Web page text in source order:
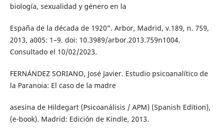
biología, sexualidad y género en la
España de la década de 1920”. Arbor, Madrid, v.189, n. 759,
2013, a005: 1–9. doi: 10.3989/arbor.2013.759n1004.
Consultado el 10/02/2023.
FERNÁNDEZ SORIANO, José Javier. Estudio psicoanalítico de
la Paranoia: El caso de la madre
asesina de Hildegart (Psicoanálisis / APM) (Spanish Edition),
(e-book). Madrid: Edición de Kindle, 2013.